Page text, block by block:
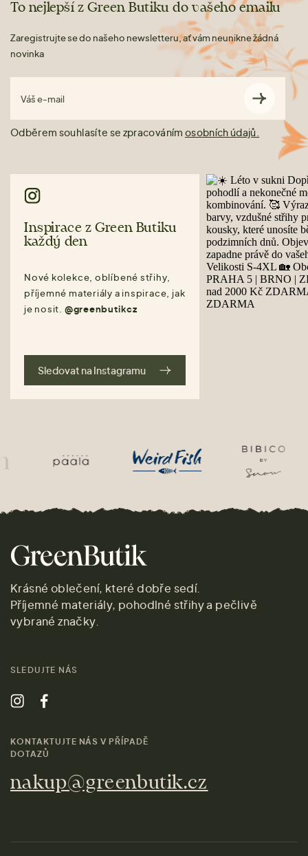
To nejlepší z Green Butiku do vašeho emailu
Zaregistrujte se do našeho newsletteru, ať vám neunikne žádná
novinka
Váš e-mail
Odběrem souhlasíte se zpracováním osobních údajů.
Inspirace z Green Butiku
každý den
Nové kolekce, oblíbené střihy,
příjemné materiály a inspirace, jak
je nosit. @greenbutikcz
Sledovat na Instagramu
Krásné oblečení, které dobře sedí.
Příjemné materiály, pohodlné střihy a pečlivě
vybrané značky.
SLEDUJTE NÁS
KONTAKTUJTE NÁS V PŘÍPADĚ
DOTAZŮ
nakup@greenbutik.cz